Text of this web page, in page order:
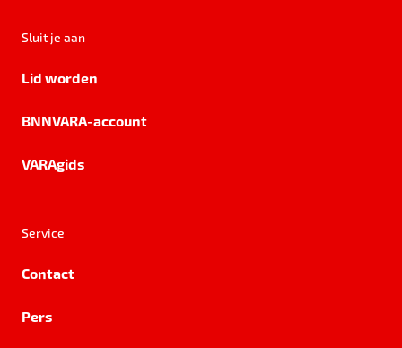
Sluit je aan
Lid worden
BNNVARA-account
VARAgids
Service
Contact
Pers